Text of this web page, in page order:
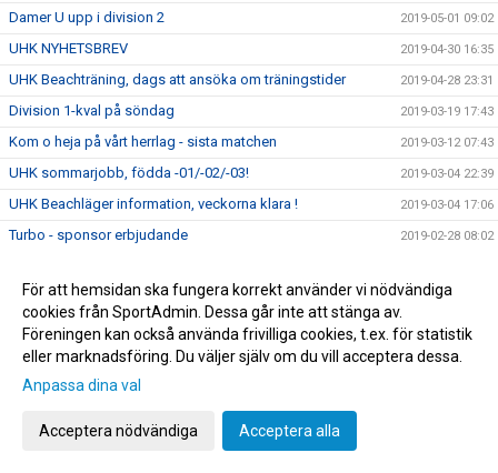
Damer U upp i division 2 2019-05-01 09:02
UHK NYHETSBREV 2019-04-30 16:35
UHK Beachträning, dags att ansöka om träningstider 2019-04-28 23:31
Division 1-kval på söndag 2019-03-19 17:43
Kom o heja på vårt herrlag - sista matchen 2019-03-12 07:43
UHK sommarjobb, födda -01/-02/-03! 2019-03-04 22:39
UHK Beachläger information, veckorna klara ! 2019-03-04 17:06
Turbo - sponsor erbjudande 2019-02-28 08:02
Arbetsgrupp för säkerställa nästa säsongs senior- och
juniorverksamhet har startat
Kansliet öppet på tisdagar
Ny ordförande och styrelse för Uppsala HK
Kallelse till extrainsatt årsmöte 16 januari 2019
För att hemsidan ska fungera korrekt använder vi nödvändiga
cookies från SportAdmin. Dessa går inte att stänga av.
Föreningen kan också använda frivilliga cookies, t.ex. för statistik
eller marknadsföring. Du väljer själv om du vill acceptera dessa.
Anpassa dina val
Acceptera nödvändiga Acceptera alla